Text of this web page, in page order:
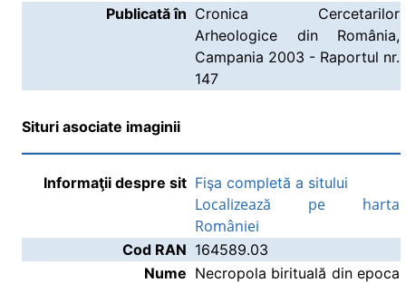
Publicată în Cronica Cercetarilor
Arheologice din România,
Campania 2003 - Raportul nr.
147
Situri asociate imaginii
Informaţii despre sit Fişa completă a sitului
Localizează pe harta
României
Cod RAN 164589.03
Nume Necropola birituală din epoca